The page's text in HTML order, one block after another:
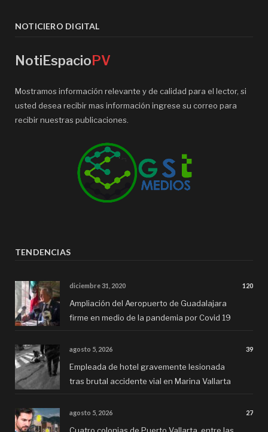
NOTICIERO DIGITAL
NotiEspacio PV
Mostramos información relevante y de calidad para el lector, si
usted desea recibir mas información ingrese su correo para
recibir nuestras publicaciones.
TENDENCIAS
diciembre 31, 2020 120
Ampliación del Aeropuerto de Guadalajara
firme en medio de la pandemia por Covid 19
agosto 5, 2026 39
Empleada de hotel gravemente lesionada
tras brutal accidente vial en Marina Vallarta
agosto 5, 2026 27